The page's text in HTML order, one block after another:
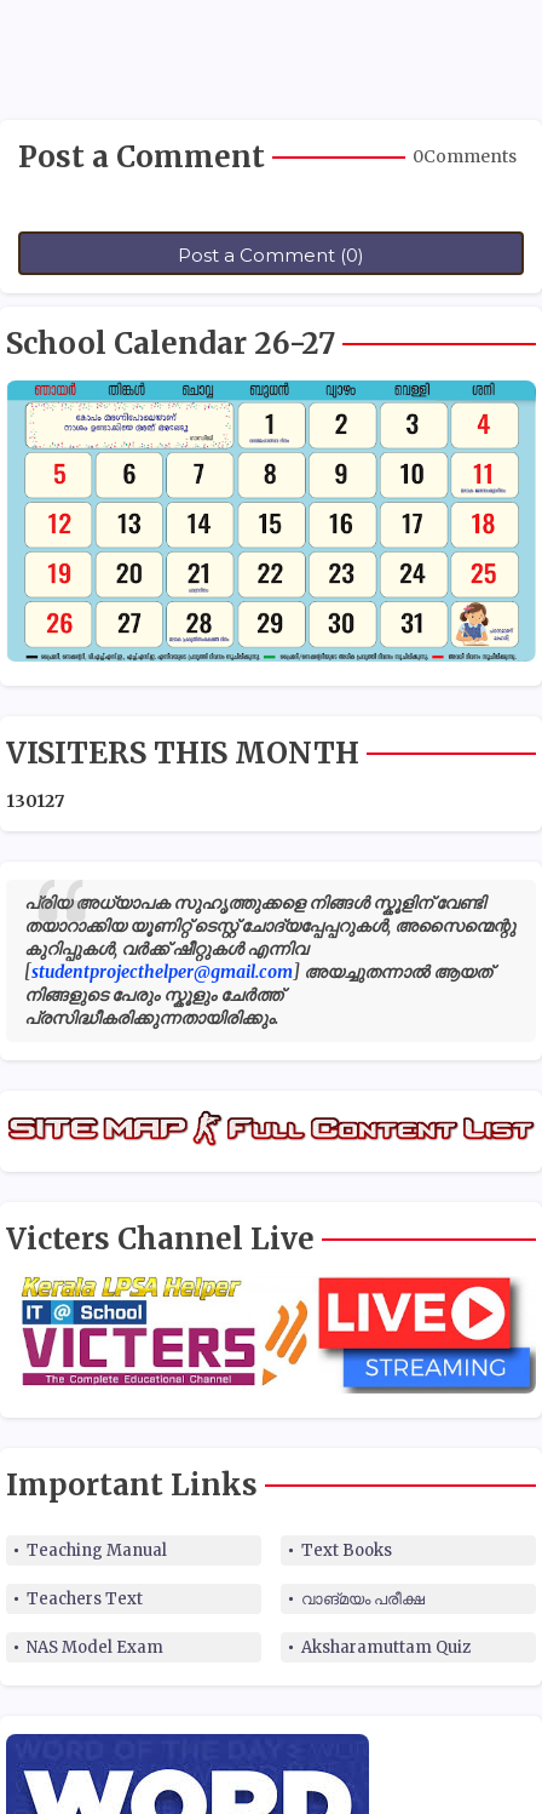
Post a Comment 0Comments
Post a Comment (0)
School Calendar 26-27
VISITERS THIS MONTH
130127
പ്രിയ അധ്യാപക സുഹൃത്തുക്കളെ നിങ്ങൾ സ്കൂളിന് വേണ്ടി
തയാറാക്കിയ യൂണിറ്റ് ടെസ്റ്റ് ചോദ്യപ്പേപ്പറുകൾ, അസൈന്മെന്റു
കുറിപ്പുകൾ, വർക്ക് ഷീറ്റുകൾ എന്നിവ
[studentprojecthelper@gmail.com] അയച്ചുതന്നാൽ ആയത്
നിങ്ങളുടെ പേരും സ്കൂളും ചേർത്ത്
പ്രസിദ്ധീകരിക്കുന്നതായിരിക്കും.
Victers Channel Live
Important Links
Teaching Manual Text Books
Teachers Text വാങ്മയം പരീക്ഷ
NAS Model Exam Aksharamuttam Quiz